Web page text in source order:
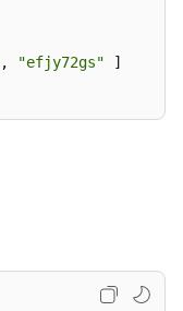
, "efjy72gs" ]